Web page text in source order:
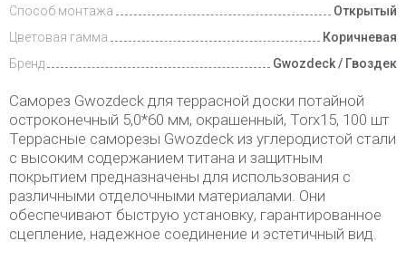
Способ монтажа
Открытый
Цветовая гамма
Коричневая
Бренд
Gwozdeck / Гвоздек
Саморез Gwozdeck для террасной доски потайной
остроконечный 5,0*60 мм, окрашенный, Torx15, 100 шт
Террасные саморезы Gwozdeck из углеродистой стали
с высоким содержанием титана и защитным
покрытием предназначены для использования с
различными отделочными материалами. Они
обеспечивают быструю установку, гарантированное
сцепление, надежное соединение и эстетичный вид.